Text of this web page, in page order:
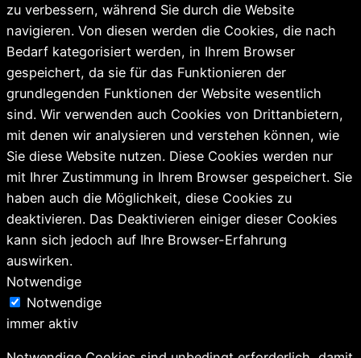
zu verbessern, während Sie durch die Website
navigieren. Von diesen werden die Cookies, die nach
Bedarf kategorisiert werden, in Ihrem Browser
gespeichert, da sie für das Funktionieren der
grundlegenden Funktionen der Website wesentlich
sind. Wir verwenden auch Cookies von Drittanbietern,
mit denen wir analysieren und verstehen können, wie
Sie diese Website nutzen. Diese Cookies werden nur
mit Ihrer Zustimmung in Ihrem Browser gespeichert. Sie
haben auch die Möglichkeit, diese Cookies zu
deaktivieren. Das Deaktivieren einiger dieser Cookies
kann sich jedoch auf Ihre Browser-Erfahrung
auswirken.
Notwendige
Notwendige
immer aktiv